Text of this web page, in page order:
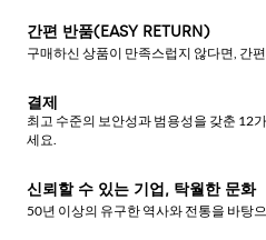
간편 반품(EASY RETURN)
구매하신 상품이 만족스럽지 않다면, 간
결제
최고 수준의 보안성과 범용성을 갖춘 12
세요.
신뢰할 수 있는 기업, 탁월한 문화
50년 이상의 유구한 역사와 전통을 바탕